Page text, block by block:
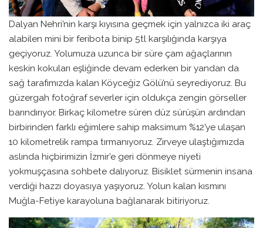
Dalyan Nehri’nin karşı kıyısına geçmek için yalnızca iki araç
alabilen mini bir feribota binip 5tl karşılığında karşıya
geçiyoruz. Yolumuza uzunca bir süre çam ağaçlarının
keskin kokuları eşliğinde devam ederken bir yandan da
sağ tarafımızda kalan Köyceğiz Gölü’nü seyrediyoruz. Bu
güzergah fotoğraf severler için oldukça zengin görseller
barındırıyor. Birkaç kilometre süren düz sürüşün ardından
birbirinden farklı eğimlere sahip maksimum %12’ye ulaşan
10 kilometrelik rampa tırmanıyoruz. Zirveye ulaştığımızda
aslında hiçbirimizin İzmir’e geri dönmeye niyeti
yokmuşçasına sohbete dalıyoruz. Bisiklet sürmenin insana
verdiği hazzı doyasıya yaşıyoruz. Yolun kalan kısmını
Muğla-Fetiye karayoluna bağlanarak bitiriyoruz.